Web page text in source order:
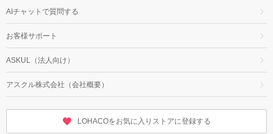
AIチャットで質問する
お客様サポート
ASKUL（法人向け）
アスクル株式会社（会社概要）
LOHACOをお気に入りストアに登録する